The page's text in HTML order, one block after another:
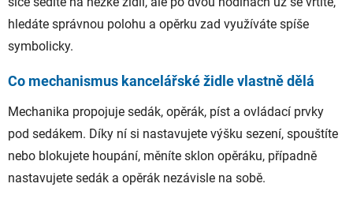
hledáte správnou polohu a opěrku zad využíváte spíše
symbolicky.
Co mechanismus kancelářské židle vlastně dělá
Mechanika propojuje sedák, opěrák, píst a ovládací prvky
pod sedákem. Díky ní si nastavujete výšku sezení, spouštíte
nebo blokujete houpání, měníte sklon opěráku, případně
nastavujete sedák a opěrák nezávisle na sobě.